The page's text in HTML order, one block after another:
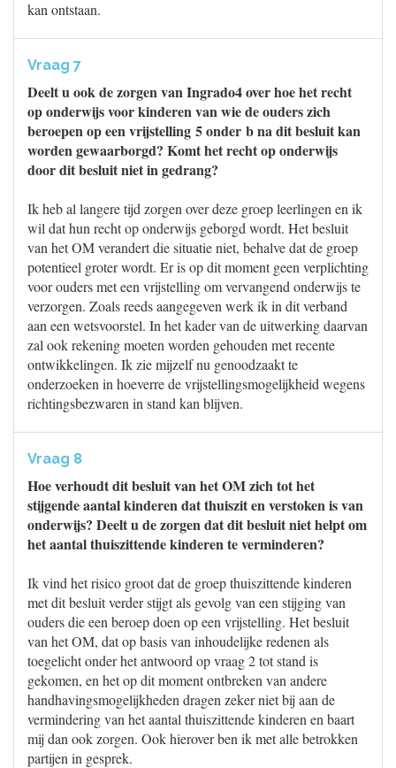
kan ontstaan.
Vraag 7
Deelt u ook de zorgen van Ingrado4 over hoe het recht
op onderwijs voor kinderen van wie de ouders zich
beroepen op een vrijstelling 5 onder b na dit besluit kan
worden gewaarborgd? Komt het recht op onderwijs
door dit besluit niet in gedrang?
Ik heb al langere tijd zorgen over deze groep leerlingen en ik
wil dat hun recht op onderwijs geborgd wordt. Het besluit
van het OM verandert die situatie niet, behalve dat de groep
potentieel groter wordt. Er is op dit moment geen verplichting
voor ouders met een vrijstelling om vervangend onderwijs te
verzorgen. Zoals reeds aangegeven werk ik in dit verband
aan een wetsvoorstel. In het kader van de uitwerking daarvan
zal ook rekening moeten worden gehouden met recente
ontwikkelingen. Ik zie mijzelf nu genoodzaakt te
onderzoeken in hoeverre de vrijstellingsmogelijkheid wegens
richtingsbezwaren in stand kan blijven.
Vraag 8
Hoe verhoudt dit besluit van het OM zich tot het
stijgende aantal kinderen dat thuiszit en verstoken is van
onderwijs? Deelt u de zorgen dat dit besluit niet helpt om
het aantal thuiszittende kinderen te verminderen?
Ik vind het risico groot dat de groep thuiszittende kinderen
met dit besluit verder stijgt als gevolg van een stijging van
ouders die een beroep doen op een vrijstelling. Het besluit
van het OM, dat op basis van inhoudelijke redenen als
toegelicht onder het antwoord op vraag 2 tot stand is
gekomen, en het op dit moment ontbreken van andere
handhavingsmogelijkheden dragen zeker niet bij aan de
vermindering van het aantal thuiszittende kinderen en baart
mij dan ook zorgen. Ook hierover ben ik met alle betrokken
partijen in gesprek.